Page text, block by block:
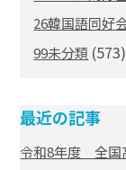
26韓国語同好
99未分類 (573)
最近の記事
令和8年度 全